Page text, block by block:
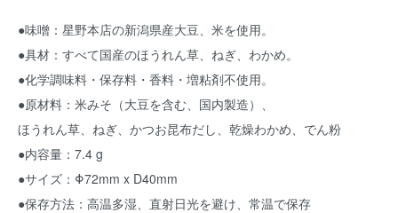
●味噌：星野本店の新潟県産大豆、米を使用。
●具材：すべて国産のほうれん草、ねぎ、わかめ。
●化学調味料・保存料・香料・増粘剤不使用。
●原材料：米みそ（大豆を含む、国内製造）、
ほうれん草、ねぎ、かつお昆布だし、乾燥わかめ、でん粉
●内容量：7.4 g
●サイズ：Φ72mm x D40mm
●保存方法：高温多湿、直射日光を避け、常温で保存